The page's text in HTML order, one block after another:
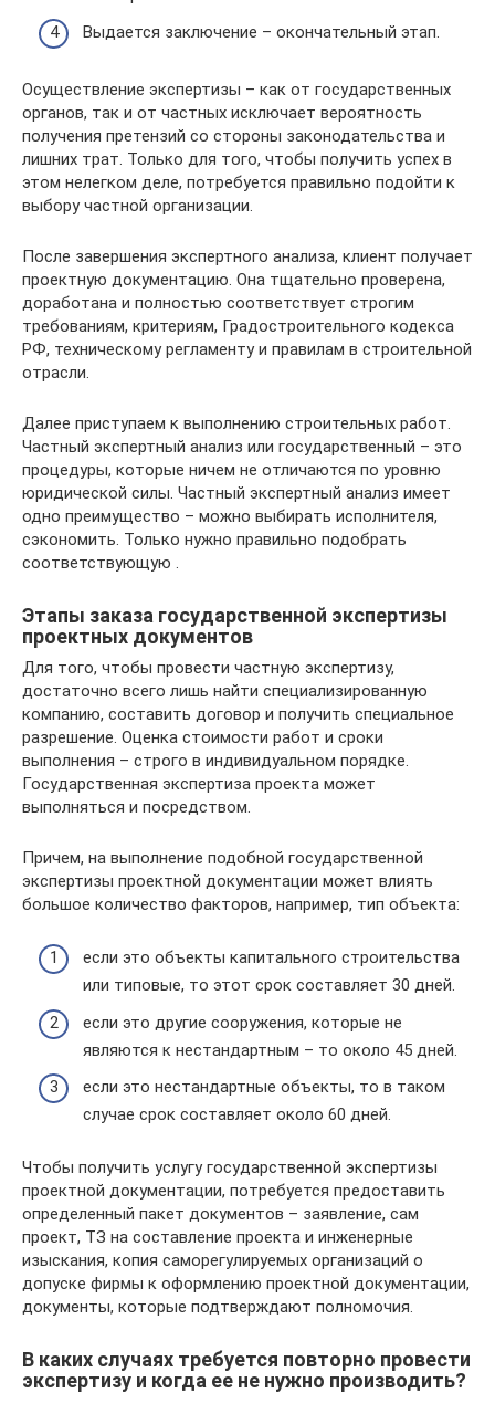
Выдается заключение – окончательный этап.
Осуществление экспертизы – как от государственных
органов, так и от частных исключает вероятность
получения претензий со стороны законодательства и
лишних трат. Только для того, чтобы получить успех в
этом нелегком деле, потребуется правильно подойти к
выбору частной организации.
После завершения экспертного анализа, клиент получает
проектную документацию. Она тщательно проверена,
доработана и полностью соответствует строгим
требованиям, критериям, Градостроительного кодекса
РФ, техническому регламенту и правилам в строительной
отрасли.
Далее приступаем к выполнению строительных работ.
Частный экспертный анализ или государственный – это
процедуры, которые ничем не отличаются по уровню
юридической силы. Частный экспертный анализ имеет
одно преимущество – можно выбирать исполнителя,
сэкономить. Только нужно правильно подобрать
соответствующую .
Этапы заказа государственной экспертизы
проектных документов
Для того, чтобы провести частную экспертизу,
достаточно всего лишь найти специализированную
компанию, составить договор и получить специальное
разрешение. Оценка стоимости работ и сроки
выполнения – строго в индивидуальном порядке.
Государственная экспертиза проекта может
выполняться и посредством.
Причем, на выполнение подобной государственной
экспертизы проектной документации может влиять
большое количество факторов, например, тип объекта:
если это объекты капитального строительства
или типовые, то этот срок составляет 30 дней.
если это другие сооружения, которые не
являются к нестандартным – то около 45 дней.
если это нестандартные объекты, то в таком
случае срок составляет около 60 дней.
Чтобы получить услугу государственной экспертизы
проектной документации, потребуется предоставить
определенный пакет документов – заявление, сам
проект, ТЗ на составление проекта и инженерные
изыскания, копия саморегулируемых организаций о
допуске фирмы к оформлению проектной документации,
документы, которые подтверждают полномочия.
В каких случаях требуется повторно провести
экспертизу и когда ее не нужно производить?